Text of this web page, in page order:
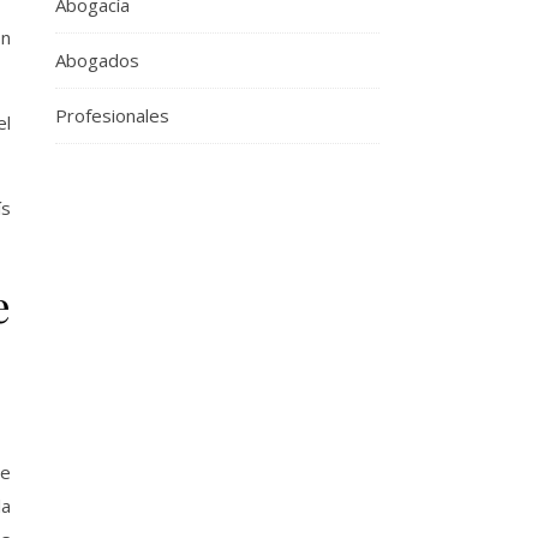
Abogacía
Abogados
Profesionales